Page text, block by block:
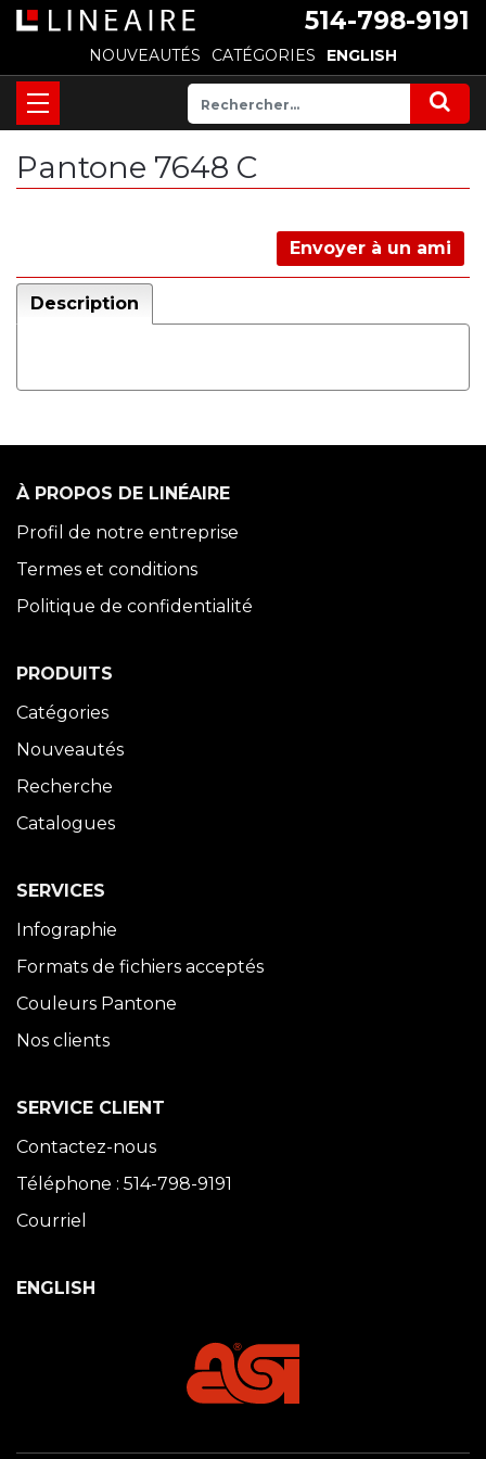
514-798-9191
NOUVEAUTÉS CATÉGORIES ENGLISH
Pantone 7648 C
Envoyer à un ami
Description
À PROPOS DE LINÉAIRE
Profil de notre entreprise
Termes et conditions
Politique de confidentialité
PRODUITS
Catégories
Nouveautés
Recherche
Catalogues
SERVICES
Infographie
Formats de fichiers acceptés
Couleurs Pantone
Nos clients
SERVICE CLIENT
Contactez-nous
Téléphone : 514-798-9191
Courriel
ENGLISH